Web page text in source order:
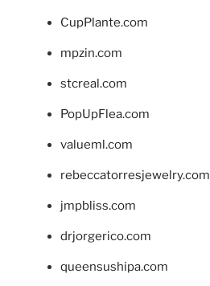
CupPlante.com
mpzin.com
stcreal.com
PopUpFlea.com
valueml.com
rebeccatorresjewelry.com
jmpbliss.com
drjorgerico.com
queensushipa.com